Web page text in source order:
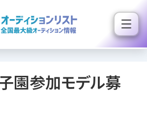
園参加モデル募